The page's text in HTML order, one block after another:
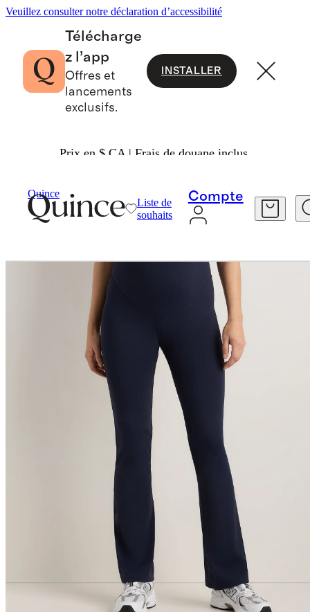
Veuillez consulter notre déclaration d’accessibilité
Télécharge
z l’app
Offres et
lancements
exclusifs.
INSTALLER
Prix en $ CA | Frais de douane inclus.
Quince
Liste de
souhaits
Compte